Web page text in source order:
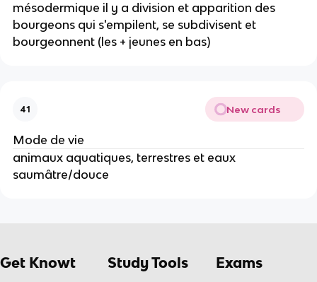
mésodermique il y a division et apparition des
bourgeons qui s'empilent, se subdivisent et
bourgeonnent (les + jeunes en bas)
41 New cards
Mode de vie
animaux aquatiques, terrestres et eaux
saumâtre/douce
Get Knowt Study Tools Exams